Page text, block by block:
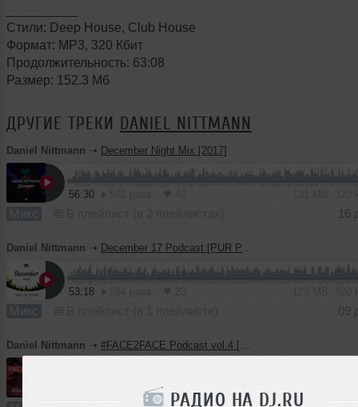
РАДИО НА DJ.RU
Стили: Deep House, Club House
Формат: MP3, 320 Кбит
Продолжительность: 63:08
Размер: 152.3 Мб
ДРУГИЕ ТРЕКИ DANIEL NITTMANN
Daniel Nittmann ➝ December Night Mix [2017]
56:30
Микс 16
Daniel Nittmann ➝ December 17 Podcast [PUR PUR iBAR]
53:18
Микс 09
Daniel Nittmann ➝ #FACE2FACE Podcast vol.4 [Pur Pur iBar]